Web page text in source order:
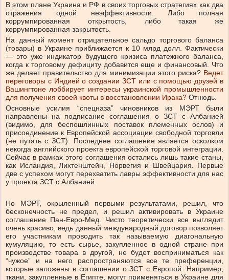
В этом плане Украина и РФ в своих торговых стратегиях как два
отражения одной неэффективности. Либо полная
коррумпированная открытость, либо такая же
коррумпированная закрытость.
На данный момент отрицательное сальдо торгового баланса
(товары) в Украине приближается к 10 млрд долл. Фактически
— это уже индикатор будущего кризиса платежного баланса,
когда к торговому дефициту добавится еще и финансовый. Что
же делает правительство для минимизации этого риска? Ведет
переговоры с Индией о создании ЗСТ или с помощью друзей в
Вашингтоне лоббирует интересы украинской промышленности
для получения своей квоты в восстановлении Ирака? Отнюдь.
Основные усилия “спецназа” чиновников из МЭРТ были
направлены на подписание соглашения о ЗСТ с Албанией
(видимо, для беспошлинных поставок племенных ослов) и
присоединение к Европейской ассоциации свободной торговли
(не путать с ЗСТ). Последнее соглашение является осколком
некогда английского проекта европейской торговой интеграции.
Сейчас в рамках этого соглашения остались лишь такие станы,
как Исландия, Лихтенштейн, Норвегия и Швейцария. Первые
две с успехом могут перехватить лавры эффективности для нас
у проекта ЗСТ с Албанией.
Но МЭРТ, окрыленный первыми результатами, решил, что
бесконечность не предел, и решил активировать в Украине
соглашение Пан-Евро-Мед. Чисто теоретически все выглядит
очень красиво, ведь данный международный договор позволяет
его участникам проводить так называемую диагональную
кумуляцию, то есть сырье, закупленное в одной стране при
производстве товара в другой, не будет восприниматься как
“чужое” и на него распространяются все те преференции,
которые заложены в соглашении о ЗСТ с Европой. Например,
ткани, закупленные в Египте, могут применяться в Украине для